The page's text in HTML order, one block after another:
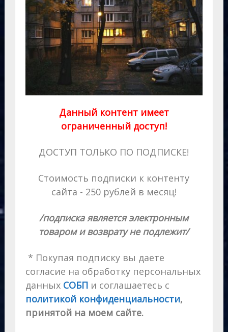
Данный контент имеет
ограниченный доступ!
ДОСТУП ТОЛЬКО ПО ПОДПИСКЕ!
Стоимость подписки к контенту
сайта - 250 рублей в месяц!
/подписка является электронным
товаром и возврату не подлежит/
* Покупая подписку вы даете
согласие на обработку персональных
данных СОБП и соглашаетесь с
политикой конфиденциальности,
принятой на моем сайте.